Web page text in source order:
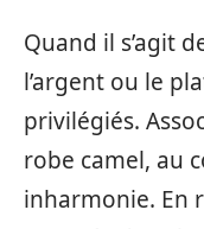
Quand il s’agit
l’argent ou le
privilégiés.
robe camel, au
inharmonie. En